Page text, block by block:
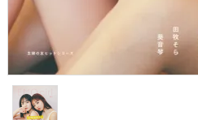
アイドル・タレント
ヒーロー文庫
ロト・ナンバーズ書籍・グッズ